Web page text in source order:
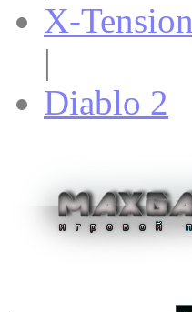
X-Tension
|
Diablo 2